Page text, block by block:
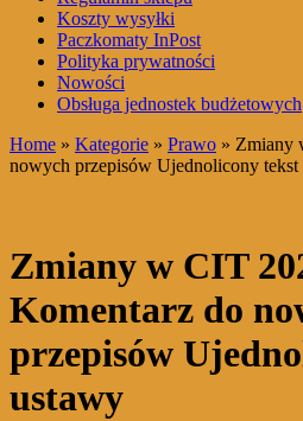
Koszty wysyłki
Paczkomaty InPost
Polityka prywatności
Nowości
Obsługa jednostek budżetowych
Home » Kategorie » Prawo » Zmiany
nowych przepisów Ujednolicony tekst
Zmiany w CIT
Komentarz do
przepisów
ustawy